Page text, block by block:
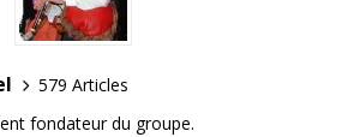
579 Articles
fondateur du groupe.